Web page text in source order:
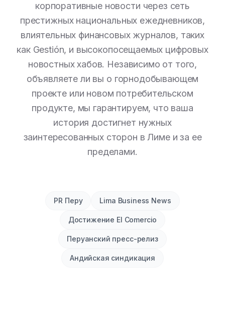
корпоративные новости через сеть
престижных национальных ежедневников,
влиятельных финансовых журналов, таких
как Gestión, и высокопосещаемых цифровых
новостных хабов. Независимо от того,
объявляете ли вы о горнодобывающем
проекте или новом потребительском
продукте, мы гарантируем, что ваша
история достигнет нужных
заинтересованных сторон в Лиме и за ее
пределами.
PR Перу Lima Business News
Достижение El Comercio
Перуанский пресс-релиз
Андийская синдикация